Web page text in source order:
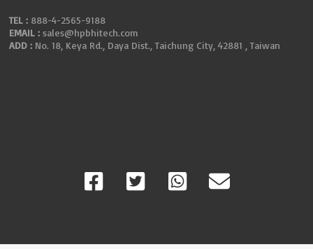
TEL : 888-4-2565-9188
EMAIL :sales@hpbhitech.com
ADD : No. 18, Keya Rd., Daya Dist., Taichung City, 42881 , Taiwan